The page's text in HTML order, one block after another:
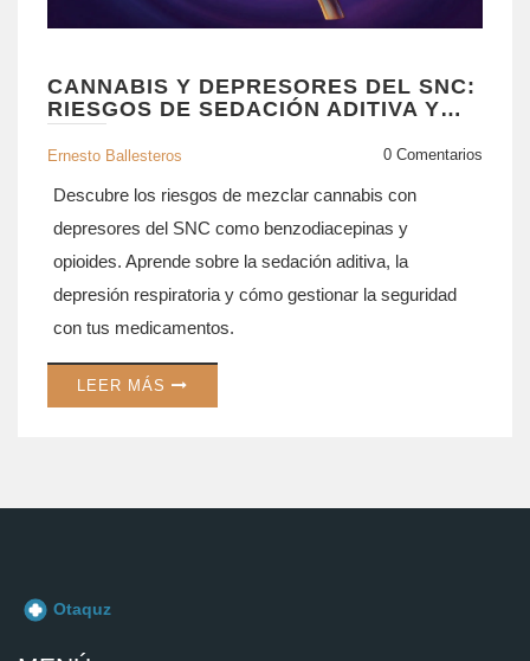
CANNABIS Y DEPRESORES DEL SNC:
RIESGOS DE SEDACIÓN ADITIVA Y
SEGURIDAD
Ernesto Ballesteros 0 Comentarios
Descubre los riesgos de mezclar cannabis con
depresores del SNC como benzodiacepinas y
opioides. Aprende sobre la sedación aditiva, la
depresión respiratoria y cómo gestionar la seguridad
con tus medicamentos.
LEER MÁS